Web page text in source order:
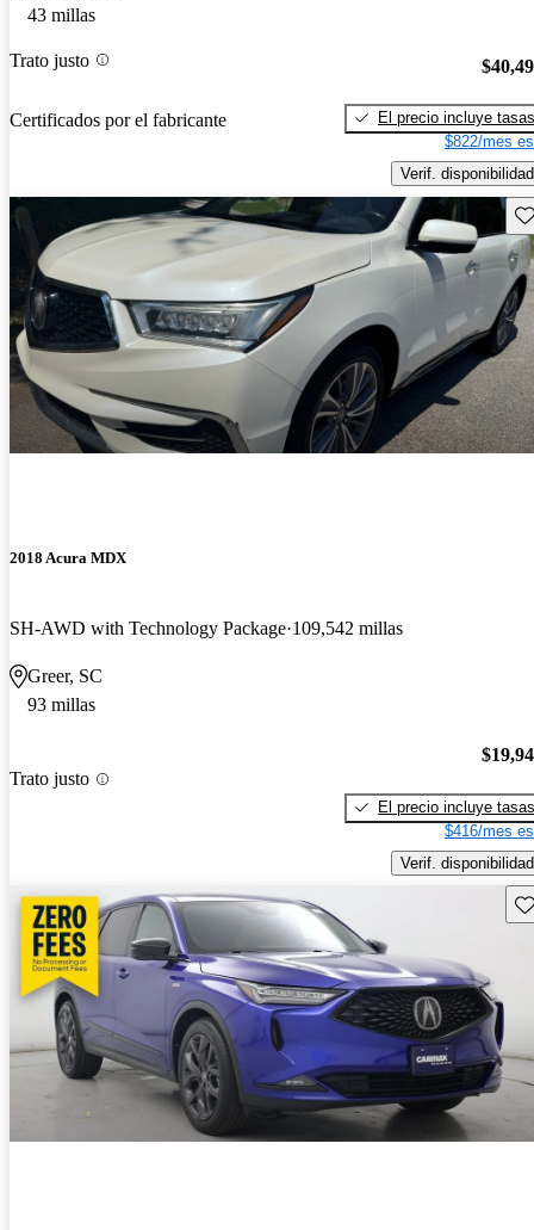
43 millas
Trato justo
Certificados por el fabricante
El precio incluye tasas
$822/mes
Verif. disponibilidad
2018 Acura MDX
SH-AWD with Technology Package 109,542 millas
Greer, SC
93 millas
Trato justo
El precio incluye tasas
$416/mes
Verif. disponibilidad